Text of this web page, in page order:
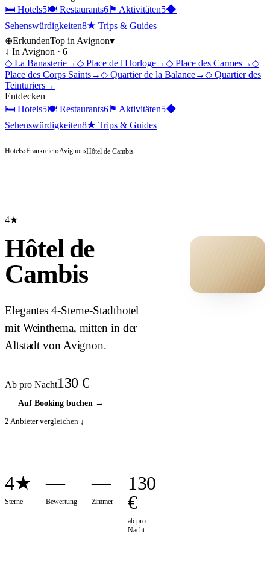
🛏 Hotels5🍽 Restaurants6⚑ Aktivitäten5◆
Sehenswürdigkeiten8★ Trips & Guides
⊕ErkundenTop in Avignon▾
↓ In Avignon · 6
◇ La Banasterie→◇ Place de l'Horloge→◇ Place des Carmes→◇
Place des Corps Saints→◇ Quartier de la Balance→◇ Quartier des
Teinturiers→
Entdecken
🛏 Hotels5🍽 Restaurants6⚑ Aktivitäten5◆
Sehenswürdigkeiten8★ Trips & Guides
Hotels›Frankreich›Avignon›Hôtel de Cambis
4★
Hôtel de
Cambis
Elegantes 4-Sterne-Stadthotel
mit Weinthema, mitten in der
Altstadt von Avignon.
Ab pro Nacht130 €
Auf Booking buchen→
2 Anbieter vergleichen ↓
4★
Sterne
—
Bewertung
—
Zimmer
130
€
ab pro
Nacht